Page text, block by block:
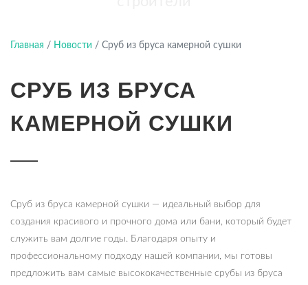
Главная / Новости / Сруб из бруса камерной сушки
СРУБ ИЗ БРУСА
КАМЕРНОЙ СУШКИ
Сруб из бруса камерной сушки — идеальный выбор для
создания красивого и прочного дома или бани, который будет
служить вам долгие годы. Благодаря опыту и
профессиональному подходу нашей компании, мы готовы
предложить вам самые высококачественные срубы из бруса